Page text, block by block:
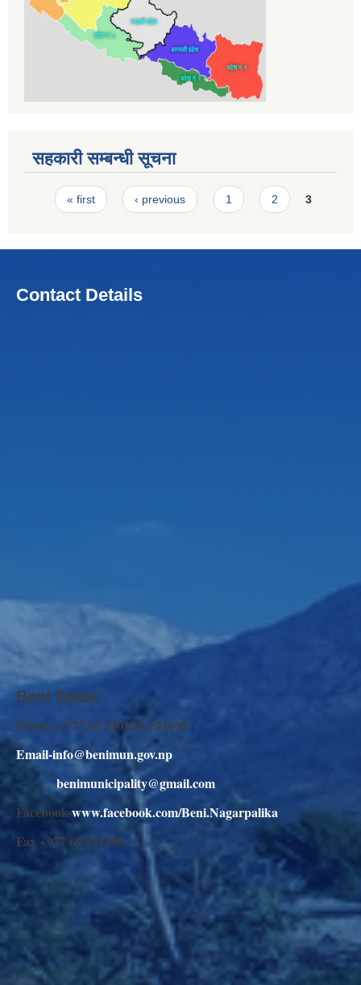
सहकारी सम्बन्धी सूचना
Pages
« first ‹ previous 1 2 3
Contact Details
Beni Bazar
Phone: +977 69 520120, 521095
Email-info@benimun.gov.np
benimunicipality@gmail.com
Facebook-www.facebook.com/Beni.Nagarpalika
Fax +977 69 521095